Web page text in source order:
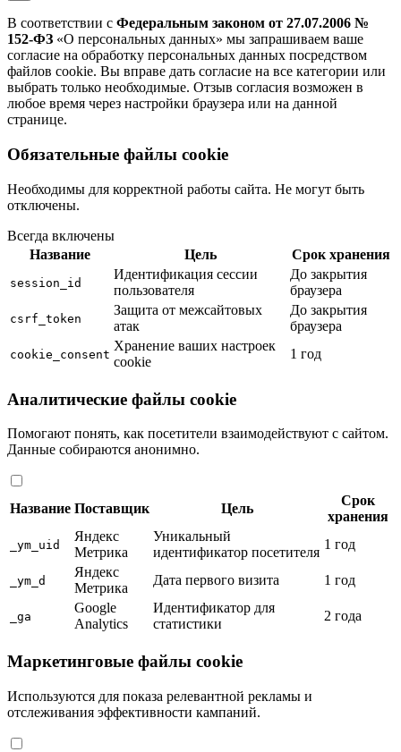
В соответствии с Федеральным законом от 27.07.2006 №
152-ФЗ «О персональных данных» мы запрашиваем ваше
согласие на обработку персональных данных посредством
файлов cookie. Вы вправе дать согласие на все категории или
выбрать только необходимые. Отзыв согласия возможен в
любое время через настройки браузера или на данной
странице.
Обязательные файлы cookie
Необходимы для корректной работы сайта. Не могут быть
отключены.
Всегда включены
Название
Цель Срок хранения
session_id
Идентификация сессии
пользователя
До закрытия
браузера
csrf_token
Защита от межсайтовых
атак
До закрытия
браузера
cookie_consent
Хранение ваших настроек
cookie
1 год
Аналитические файлы cookie
Помогают понять, как посетители взаимодействуют с сайтом.
Данные собираются анонимно.
Название Поставщик Цель
Срок
хранения
_ym_uid
Яндекс
Метрика
Уникальный
идентификатор посетителя
1 год
_ym_d
Яндекс
Метрика
Дата первого визита 1 год
_ga
Google
Analytics
Идентификатор для
статистики
2 года
Маркетинговые файлы cookie
Используются для показа релевантной рекламы и
отслеживания эффективности кампаний.